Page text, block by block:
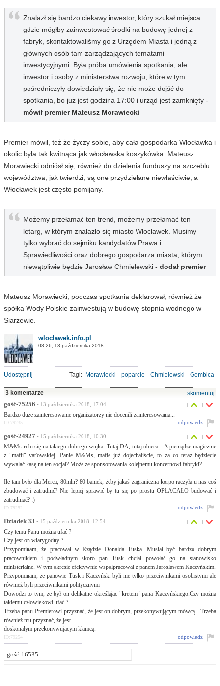
Znalazł się bardzo ciekawy inwestor, który szukał miejsca
gdzie mógłby zainwestować środki na budowę jednej z
fabryk, skontaktowaliśmy go z Urzędem Miasta i jedną z
głównych osób tam zarządzających tematami
inwestycyjnymi. Była próba umówienia spotkania, ale
inwestor i osoby z ministerstwa rozwoju, które w tym
pośredniczyły dowiedziały się, że nie może dojść do
spotkania, bo już jest godzina 17:00 i urząd jest zamknięty -
mówił premier Mateusz Morawiecki
Premier mówił, też że życzy sobie, aby cała gospodarka Włocławka i
okolic była tak kwitnąca jak włocławska koszykówka. Mateusz
Morawiecki odniósł się, również do dzielenia funduszy na szczeblu
województwa, jak twierdzi, są one przydzielane niewłaściwie, a
Włocławek jest często pomijany.
Możemy przełamać ten trend, możemy przełamać ten
letarg, w którym znalazło się miasto Włocławek. Musimy
tylko wybrać do sejmiku kandydatów Prawa i
Sprawiedliwości oraz dobrego gospodarza miasta, którym
niewątpliwie będzie Jarosław Chmielewski - dodał premier
Mateusz Morawiecki, podczas spotkania deklarował, również że
spółka Wody Polskie zainwestują w budowę stopnia wodnego w
Siarzewie.
wloclawek.info.pl
08:26, 13 października 2018
Udostępnij Tagi: Morawiecki poparcie Chmielewski Gembica
3 komentarze
+ skomentuj
gość-75256 • 13 października 2018, 17:04
Bardzo duże zainteresowanie organizatorzy nie docenili zainteresowania...
1 1
odpowiedz
ID:79235
gość-24927 • 15 października 2018, 10:30
M&Ms robi się na takiego dobrego wujka. Tutaj DA, tutaj obieca... A pieniądze magicznie
z "mafii" vat'owskiej. Panie M&Ms, mafie już dojechaliście, to za co teraz będziecie
wywalać kasę na ten socjal? Może ze sponsorowania kolejnemu koncernowi fabryki?
Ile tam było dla Merca, 80mln? 80 baniek, żeby jakaś zagraniczna korpo raczyła u nas coś
zbudować i zatrudnić? Nie lepiej sprawić by tu się po prostu OPŁACAŁO budować i
zatrudniać? :)
1 1
odpowiedz
ID:79252
Dziadek 33 • 15 października 2018, 12:54
Czy temu Panu można ufać ?
Czy jest on wiarygodny ?
Przypominam, że pracował w Rządzie Donalda Tuska. Musiał być bardzo dobrym
pracownikiem i podwładnym skoro pan Tusk chciał powołać go na stanowisko
ministerialne. W tym okresie efektywnie współpracował z panem Jarosławem Kaczyńskim.
Przypominam, że panowie Tusk i Kaczyński byli nie tylko przeciwnikami osobistymi ale
również byli przeciwnikami politycznymi
Dowodzi to tym, że był on delikatne określając "kretem" pana Kaczyńskiego.Czy można
takiemu człowiekowi ufać ?
Trzeba panu Premierowi przyznać, że jest on dobrym, przekonywującym mówcą . Trzeba
również mu przyznać, że jest
doskonałym przekonywującym kłamcą.
1 1
odpowiedz
ID:79254